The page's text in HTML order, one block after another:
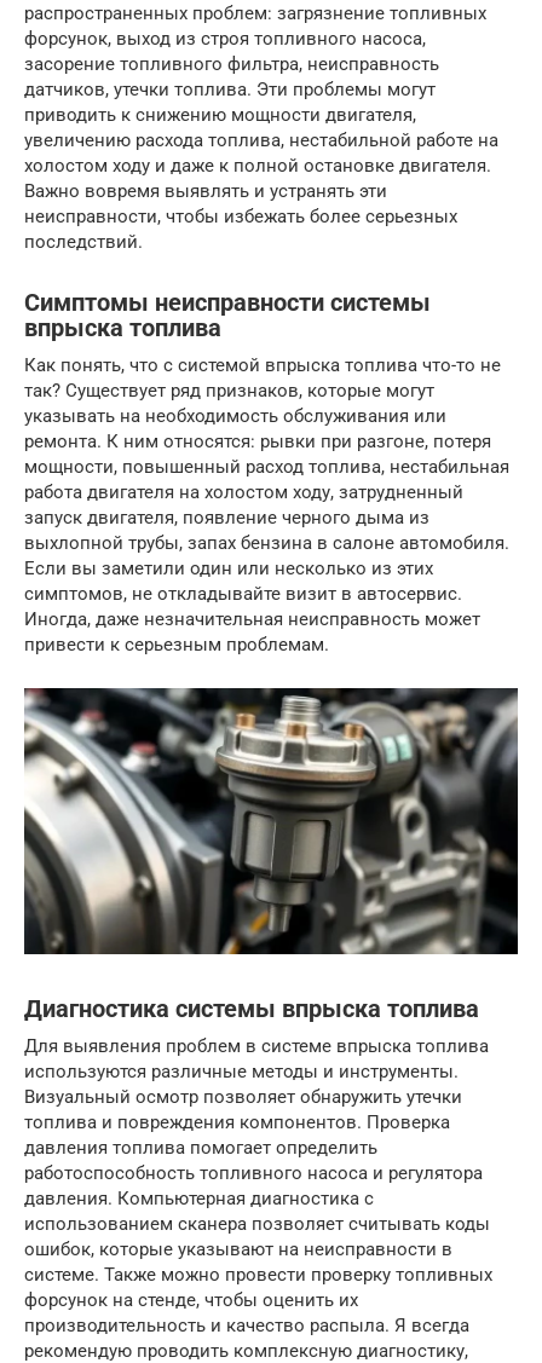
распространенных проблем: загрязнение топливных
форсунок, выход из строя топливного насоса,
засорение топливного фильтра, неисправность
датчиков, утечки топлива. Эти проблемы могут
приводить к снижению мощности двигателя,
увеличению расхода топлива, нестабильной работе на
холостом ходу и даже к полной остановке двигателя.
Важно вовремя выявлять и устранять эти
неисправности, чтобы избежать более серьезных
последствий.
Симптомы неисправности системы
впрыска топлива
Как понять, что с системой впрыска топлива что-то не
так? Существует ряд признаков, которые могут
указывать на необходимость обслуживания или
ремонта. К ним относятся: рывки при разгоне, потеря
мощности, повышенный расход топлива, нестабильная
работа двигателя на холостом ходу, затрудненный
запуск двигателя, появление черного дыма из
выхлопной трубы, запах бензина в салоне автомобиля.
Если вы заметили один или несколько из этих
симптомов, не откладывайте визит в автосервис.
Иногда, даже незначительная неисправность может
привести к серьезным проблемам.
Диагностика системы впрыска топлива
Для выявления проблем в системе впрыска топлива
используются различные методы и инструменты.
Визуальный осмотр позволяет обнаружить утечки
топлива и повреждения компонентов. Проверка
давления топлива помогает определить
работоспособность топливного насоса и регулятора
давления. Компьютерная диагностика с
использованием сканера позволяет считывать коды
ошибок, которые указывают на неисправности в
системе. Также можно провести проверку топливных
форсунок на стенде, чтобы оценить их
производительность и качество распыла. Я всегда
рекомендую проводить комплексную диагностику,